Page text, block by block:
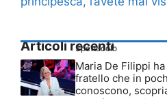
Articoli recenti
Spettacolo
Maria De Filippi ha
fratello che in
conoscono,